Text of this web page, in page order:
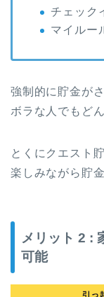
チェック
マイルー
強制的に貯金が
ボラな人でもど
とくにクエスト
楽しみながら貯
メリット 2 :
可能